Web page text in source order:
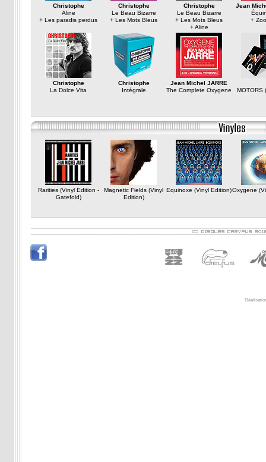
Christophe
Aline
+ Les paradis perdus
Christophe
Le Beau Bizarre
+ Les Mots Bleus
Christophe
Le Beau Bizarre
+ Les Mots Bleus
+ Aline
Jean
+
Christophe
La Dolce Vita
Christophe
Intégrale
Jean Michel JARRE
The Complete Oxygene
MOTORS
Rarities (Vinyl Edition -
Gatefold)
Magnetic Fields (Vinyl
Edition)
Equinoxe (Vinyl Edition)Oxygene